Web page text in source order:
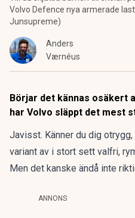
Volvo Defence nya armerade
Junsupreme)
Anders
Værnéus
Börjar det kännas osäkert
har Volvo släppt det mest
Javisst. Känner du dig
variant av i stort sett valfri,
Men det kanske ändå inte
ANNONS